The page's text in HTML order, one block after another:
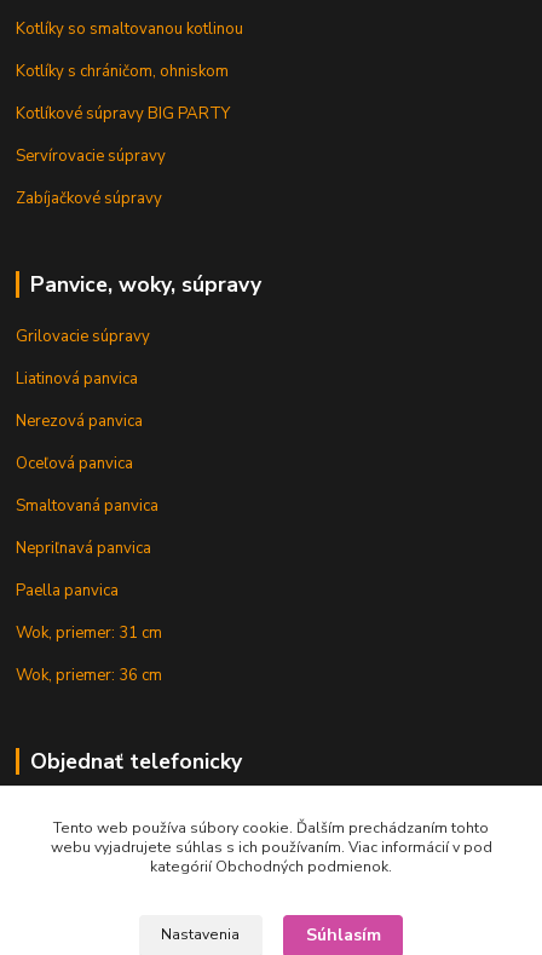
Kotlíky so smaltovanou kotlinou
Kotlíky s chráničom, ohniskom
Kotlíkové súpravy BIG PARTY
Servírovacie súpravy
Zabíjačkové súpravy
Panvice, woky, súpravy
Grilovacie súpravy
Liatinová panvica
Nerezová panvica
Oceľová panvica
Smaltovaná panvica
Nepriľnavá panvica
Paella panvica
Wok, priemer: 31 cm
Wok, priemer: 36 cm
Objednať telefonicky
+421 902 212 007
Tento web používa súbory cookie. Ďalším prechádzaním tohto
webu vyjadrujete súhlas s ich používaním. Viac informácií v pod
kategórií Obchodných podmienok.
Nastavenia Súhlasím